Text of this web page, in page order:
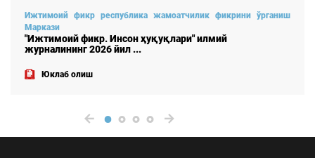
Ижтимоий фикр республика жамоатчилик фикрини ўрганиш
Маркази
"Ижтимоий фикр. Инсон ҳуқуқлари" илмий
журналининг 2026 йил ...
Юклаб олиш